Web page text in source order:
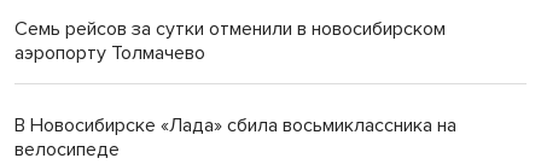
Семь рейсов за сутки отменили в новосибирском
аэропорту Толмачево
В Новосибирске «Лада» сбила восьмиклассника на
велосипеде